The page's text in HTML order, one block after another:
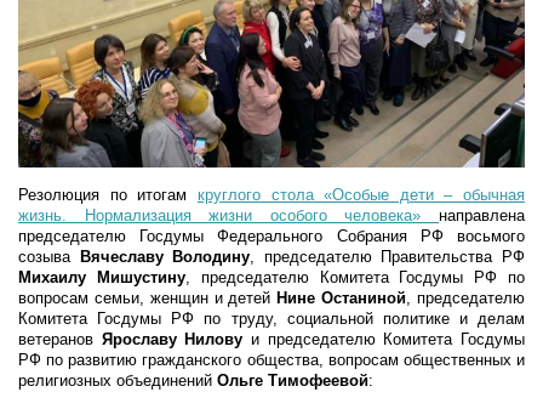
Резолюция по итогам круглого стола «Особые дети – обычная
жизнь. Нормализация жизни особого человека» направлена
председателю Госдумы Федерального Собрания РФ восьмого
созыва
Вячеславу Володину , председателю Правительства РФ
Михаилу Мишустину, председателю Комитета Госдумы РФ по
вопросам семьи, женщин и детей Нине Останиной , председателю
Комитета Госдумы РФ по труду, социальной политике и делам
ветеранов Ярославу Нилову и председателю Комитета Госдумы
РФ по развитию гражданского общества, вопросам общественных и
религиозных объединений Ольге Тимофеевой: